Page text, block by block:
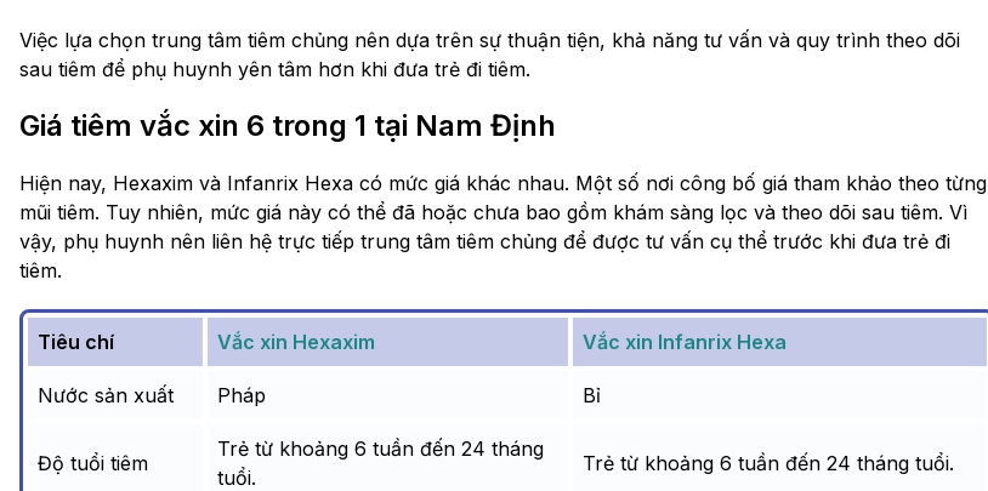
Việc lựa chọn trung tâm tiêm chủng nên dựa trên sự thuận tiện, khả năng tư vấn và quy trình theo dõi
sau tiêm để phụ huynh yên tâm hơn khi đưa trẻ đi tiêm.
Giá tiêm vắc xin 6 trong 1 tại Nam Định
Hiện nay, Hexaxim và Infanrix Hexa có mức giá khác nhau. Một số nơi công bố giá tham khảo theo từng
mũi tiêm. Tuy nhiên, mức giá này có thể đã hoặc chưa bao gồm khám sàng lọc và theo dõi sau tiêm. Vì
vậy, phụ huynh nên liên hệ trực tiếp trung tâm tiêm chủng để được tư vấn cụ thể trước khi đưa trẻ đi
tiêm.
Tiêu chí Vắc xin Hexaxim Vắc xin Infanrix Hexa
Nước sản xuất Pháp Bỉ
Độ tuổi tiêm
Trẻ từ khoảng 6 tuần đến 24 tháng
tuổi.
Trẻ từ khoảng 6 tuần đến 24 tháng tuổi.